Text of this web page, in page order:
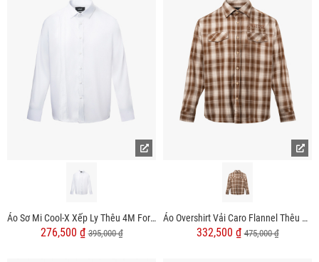
Áo Sơ Mi Cool-X Xếp Ly Thêu 4M Form Slimfit SM194
276,500 ₫395,000 ₫
Áo Overshirt Vải Caro Flannel Thêu Heritage Form Loose SM167
332,500 ₫475,000 ₫